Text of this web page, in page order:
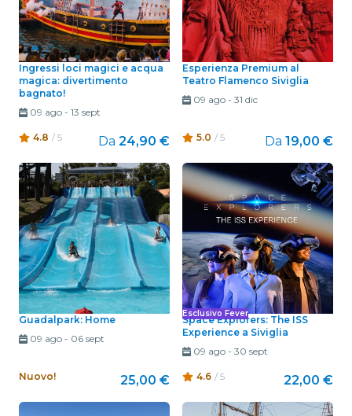
Ingressi loci magici e acqua
magica: divertimento
bagnato!
09 ago- 13 sept
4.8 / 5 Da 24,90 €
Esperienza Premium al
Teatro Flamenco Siviglia
09 ago- 31 dic
5.0 / 5 Da 19,00 €
Guadalpark: Home
09 ago- 06 sept
Nuovo! 25,00 €
Esclusivo Fever
Space Explorers: The ISS
Experience a Siviglia
09 ago- 30 sept
4.6 / 5 22,00 €